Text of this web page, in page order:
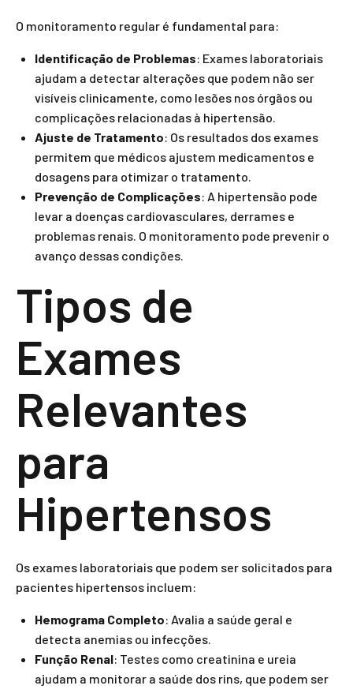
O monitoramento regular é fundamental para:
Identificação de Problemas: Exames laboratoriais
ajudam a detectar alterações que podem não ser
visíveis clinicamente, como lesões nos órgãos ou
complicações relacionadas à hipertensão.
Ajuste de Tratamento: Os resultados dos exames
permitem que médicos ajustem medicamentos e
dosagens para otimizar o tratamento.
Prevenção de Complicações: A hipertensão pode
levar a doenças cardiovasculares, derrames e
problemas renais. O monitoramento pode prevenir o
avanço dessas condições.
Tipos de
Exames
Relevantes
para
Hipertensos
Os exames laboratoriais que podem ser solicitados para
pacientes hipertensos incluem:
Hemograma Completo: Avalia a saúde geral e
detecta anemias ou infecções.
Função Renal: Testes como creatinina e ureia
ajudam a monitorar a saúde dos rins, que podem ser